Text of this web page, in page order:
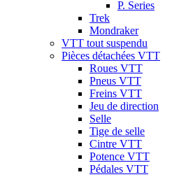
P. Series
Trek
Mondraker
VTT tout suspendu
Pièces détachées VTT
Roues VTT
Pneus VTT
Freins VTT
Jeu de direction
Selle
Tige de selle
Cintre VTT
Potence VTT
Pédales VTT